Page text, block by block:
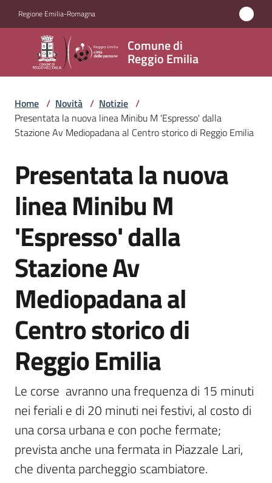
Regione Emilia-Romagna
Comune di
Reggio Emilia
Comune
di
Reggio
Emilia
Servizi
Novità
Menu selezionato
Vivere
Reggio
Emilia
Tutti
gli
argomenti
T
u
r
i
s
Home / Novità / Notizie /
Presentata la nuova linea Minibu M 'Espresso' dalla
Stazione Av Mediopadana al Centro storico di Reggio Emilia
Salta al contenuto
Presentata la nuova
linea Minibu M
'Espresso' dalla
Stazione Av
Mediopadana al
Centro storico di
Reggio Emilia
Le corse  avranno una frequenza di 15 minuti
nei feriali e di 20 minuti nei festivi, al costo di
una corsa urbana e con poche fermate;
prevista anche una fermata in Piazzale Lari,
che diventa parcheggio scambiatore.